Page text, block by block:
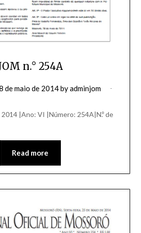
n.° 254A
de maio de 2014byadminjom
|Ano: VI |Número: 254A|N.º de
Read more